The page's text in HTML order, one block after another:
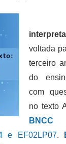
voltada
terceiro
do
com
no texto
e EF02LP07.